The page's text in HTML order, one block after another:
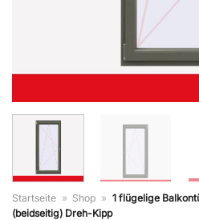
Startseite » Shop » 1 flügelige
(beidseitig) Dreh-Kipp